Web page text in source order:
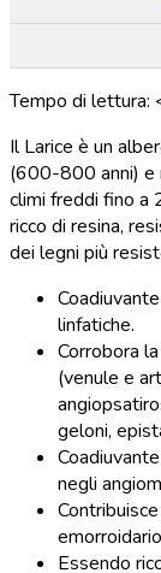
Tempo di lettura:
Il Larice è un
(600-800 anni) e
climi freddi fino a
ricco di resina,
dei legni più
linfatiche.
Corrobora
(venule e
geloni,
negli
Essendo